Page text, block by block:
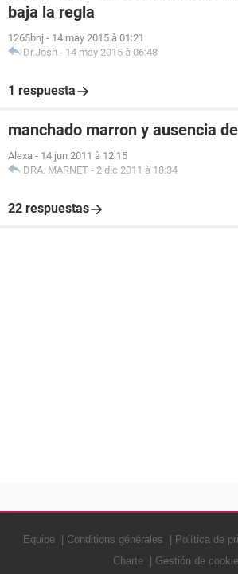
baja la regla
1265bnj - 14 may 2015 à 01:21
Dr.Josh - 14 may 2015 à 06:48
1 respuesta
manchado marron y ausencia
Alexa - 14 jun 2011 à 12:15
DRA. MARNET - 2 dic 2011 à 18:34
22 respuestas
Equipe Conditions générales Política de
Charte
Gestión de